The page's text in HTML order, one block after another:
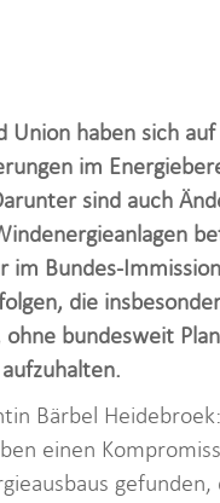
Union haben sich
im
sind auch
im Bundes-
die
bundesweit
Bärbel
einen